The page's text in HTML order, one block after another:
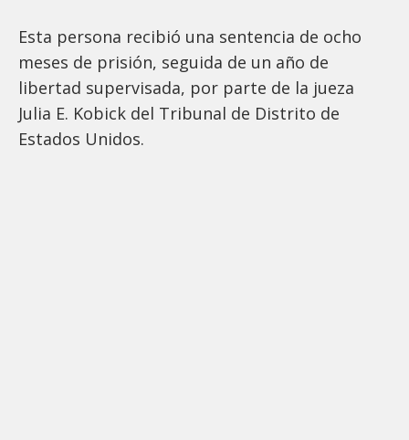
Esta persona recibió una sentencia de ocho
meses de prisión, seguida de un año de
libertad supervisada, por parte de la jueza
Julia E. Kobick del Tribunal de Distrito de
Estados Unidos.